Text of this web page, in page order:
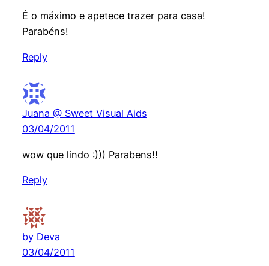
É o máximo e apetece trazer para casa!
Parabéns!
Reply
Juana @ Sweet Visual Aids
03/04/2011
wow que lindo :))) Parabens!!
Reply
by Deva
03/04/2011